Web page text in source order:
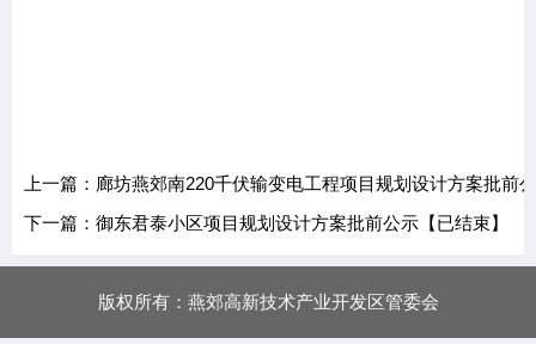
上一篇：廊坊燕郊南220千伏输变电工程项目规划设计方案批前
下一篇：御东君泰小区项目规划设计方案批前公示【已结束】
版权所有：燕郊高新技术产业开发区管委会